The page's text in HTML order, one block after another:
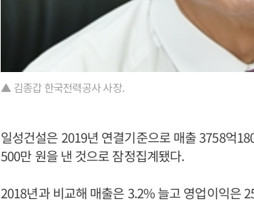
▲ 김종갑 한국전력공사 사장.
일성건설은 2019년 연결기준으로 매출 3758억
500만 원을 낸 것으로 잠정집계됐다.
2018년과 비교해 매출은 3.2% 늘고 영업이익은